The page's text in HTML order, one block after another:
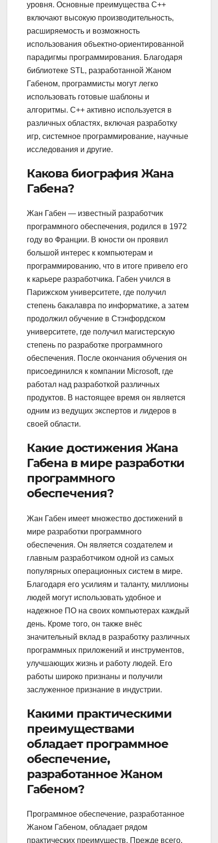
уровня. Основные преимущества C++
включают высокую производительность,
расширяемость и возможность
использования объектно-ориентированной
парадигмы программирования. Благодаря
библиотеке STL, разработанной Жаном
Габеном, программисты могут легко
использовать готовые шаблоны и
алгоритмы. C++ активно используется в
различных областях, включая разработку
игр, системное программирование, научные
исследования и другие.
Какова биография Жана
Габена?
Жан Габен — известный разработчик
программного обеспечения, родился в 1972
году во Франции. В юности он проявил
большой интерес к компьютерам и
программированию, что в итоге привело его
к карьере разработчика. Габен учился в
Парижском университете, где получил
степень бакалавра по информатике, а затем
продолжил обучение в Стэнфордском
университете, где получил магистерскую
степень по разработке программного
обеспечения. После окончания обучения он
присоединился к компании Microsoft, где
работал над разработкой различных
продуктов. В настоящее время он является
одним из ведущих экспертов и лидеров в
своей области.
Какие достижения Жана
Габена в мире разработки
программного
обеспечения?
Жан Габен имеет множество достижений в
мире разработки программного
обеспечения. Он является создателем и
главным разработчиком одной из самых
популярных операционных систем в мире.
Благодаря его усилиям и таланту, миллионы
людей могут использовать удобное и
надежное ПО на своих компьютерах каждый
день. Кроме того, он также внёс
значительный вклад в разработку различных
программных приложений и инструментов,
улучшающих жизнь и работу людей. Его
работы широко признаны и получили
заслуженное признание в индустрии.
Какими практическими
преимуществами
обладает программное
обеспечение,
разработанное Жаном
Габеном?
Программное обеспечение, разработанное
Жаном Габеном, обладает рядом
практических преимуществ. Прежде всего,